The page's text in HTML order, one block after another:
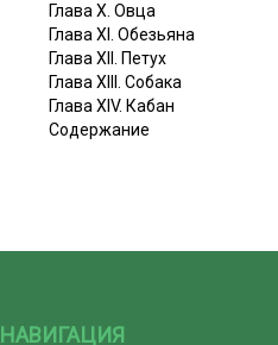
Глава X. Овца
Глава XI. Обезьяна
Глава XII. Петух
Глава XIII. Собака
Глава XIV. Кабан
Содержание
НАВИГАЦИЯ